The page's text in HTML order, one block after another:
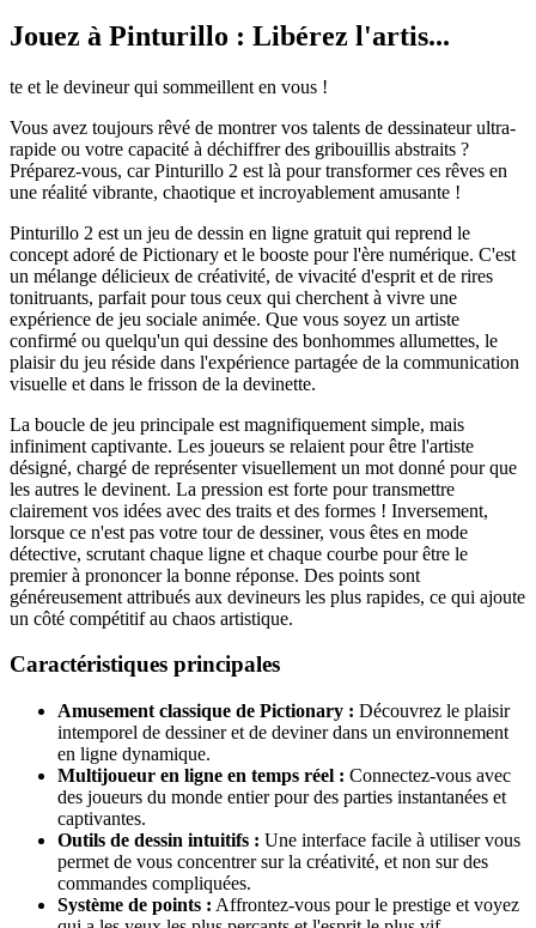
Jouez à Pinturillo : Libérez l'artis...
te et le devineur qui sommeillent en vous !
Vous avez toujours rêvé de montrer vos talents de dessinateur ultra-
rapide ou votre capacité à déchiffrer des gribouillis abstraits ?
Préparez-vous, car Pinturillo 2 est là pour transformer ces rêves en
une réalité vibrante, chaotique et incroyablement amusante !
Pinturillo 2 est un jeu de dessin en ligne gratuit qui reprend le
concept adoré de Pictionary et le booste pour l'ère numérique. C'est
un mélange délicieux de créativité, de vivacité d'esprit et de rires
tonitruants, parfait pour tous ceux qui cherchent à vivre une
expérience de jeu sociale animée. Que vous soyez un artiste
confirmé ou quelqu'un qui dessine des bonhommes allumettes, le
plaisir du jeu réside dans l'expérience partagée de la communication
visuelle et dans le frisson de la devinette.
La boucle de jeu principale est magnifiquement simple, mais
infiniment captivante. Les joueurs se relaient pour être l'artiste
désigné, chargé de représenter visuellement un mot donné pour que
les autres le devinent. La pression est forte pour transmettre
clairement vos idées avec des traits et des formes ! Inversement,
lorsque ce n'est pas votre tour de dessiner, vous êtes en mode
détective, scrutant chaque ligne et chaque courbe pour être le
premier à prononcer la bonne réponse. Des points sont
généreusement attribués aux devineurs les plus rapides, ce qui ajoute
un côté compétitif au chaos artistique.
Caractéristiques principales
Amusement classique de Pictionary : Découvrez le plaisir
intemporel de dessiner et de deviner dans un environnement
en ligne dynamique.
Multijoueur en ligne en temps réel : Connectez-vous avec
des joueurs du monde entier pour des parties instantanées et
captivantes.
Outils de dessin intuitifs : Une interface facile à utiliser vous
permet de vous concentrer sur la créativité, et non sur des
commandes compliquées.
Système de points : Affrontez-vous pour le prestige et voyez